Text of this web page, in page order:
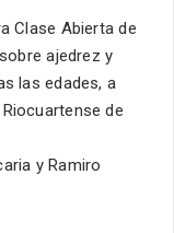
Clase Abierta de
ajedrez y
las edades, a
de
y Ramiro